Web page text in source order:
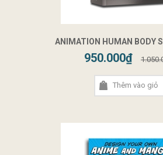
ANIMATION HUMAN BODY
950.000₫
Thêm vào giỏ